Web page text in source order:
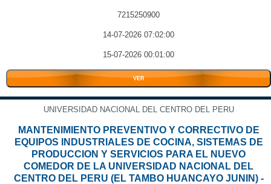
7215250900
14-07-2026 07:02:00
15-07-2026 00:01:00
VER
UNIVERSIDAD NACIONAL DEL CENTRO DEL PERU
MANTENIMIENTO PREVENTIVO Y CORRECTIVO DE
EQUIPOS INDUSTRIALES DE COCINA, SISTEMAS DE
PRODUCCION Y SERVICIOS PARA EL NUEVO
COMEDOR DE LA UNIVERSIDAD NACIONAL DEL
CENTRO DEL PERU (EL TAMBO HUANCAYO JUNIN) -